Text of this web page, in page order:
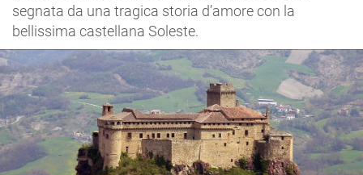
segnata da una tragica storia d’amore con la
bellissima castellana Soleste.